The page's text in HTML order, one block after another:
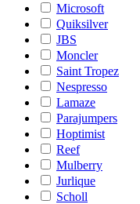
Microsoft
Quiksilver
JBS
Moncler
Saint Tropez
Nespresso
Lamaze
Parajumpers
Hoptimist
Reef
Mulberry
Jurlique
Scholl